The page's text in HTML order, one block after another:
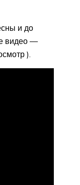
и до
видео —
).